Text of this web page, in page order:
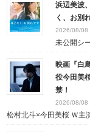
浜辺美波
く、お別
2026/08/08
未公開シ
映画『白
役今田美
禁！
2026/08/08
松村北斗×今田美桜 Ｗ主